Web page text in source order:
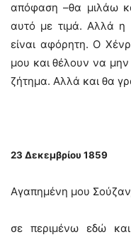
απόφαση –θα μιλάω
αυτό με τιμά. Αλλά η
είναι αφόρητη. Ο
μου και θέλουν να
ζήτημα. Αλλά και θα
23 Δεκεμβρίου 1859
Αγαπημένη μου
σε περιμένω εδώ